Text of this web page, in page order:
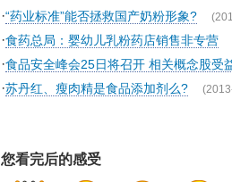
·“药业标准”能否拯救国产奶粉形象?
·食药总局：婴幼儿乳粉药店销售非专营
·食品安全峰会25日将召开 相关概念股受
·苏丹红、瘦肉精是食品添加剂么?
您看完后的感受